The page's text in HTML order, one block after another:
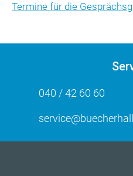
Termine für die
040 / 42 60 60